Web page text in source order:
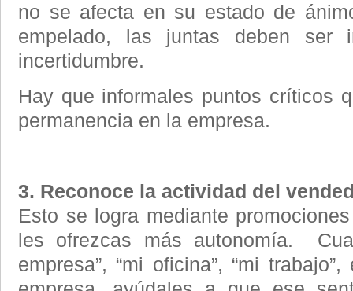
no se afecta en su estado de
empelado, las juntas deben ser
incertidumbre.
Hay que informales puntos críticos
permanencia en la empresa.
3. Reconoce la actividad del
Esto se logra mediante
les ofrezcas más autonomía.
empresa”, “mi oficina”, “mi